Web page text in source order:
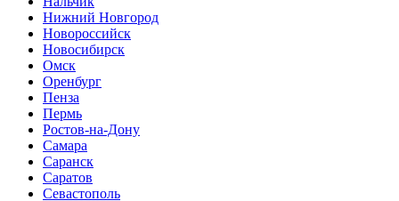
Нижний Новгород
Новороссийск
Новосибирск
Омск
Оренбург
Пенза
Пермь
Ростов-на-Дону
Самара
Саранск
Саратов
Севастополь